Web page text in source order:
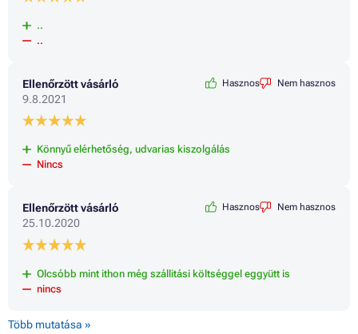
..
..
Ellenőrzött vásárló
9.8.2021
Hasznos Nem hasznos
Könnyű elérhetőség, udvarias kiszolgálás
Nincs
Ellenőrzött vásárló
25.10.2020
Hasznos Nem hasznos
Olcsóbb mint ithon még szállitási költséggel eggyütt is
nincs
Több mutatása »